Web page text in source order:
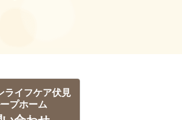
ライフケア伏見
プホーム